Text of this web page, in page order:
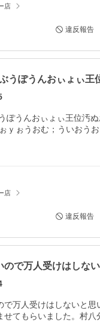
店
違反報告
うぽうんおぃょぃ王
ぽうんおぃょぃ王位汚
ｙぉうおむ；ういおう
店
違反報告
で万人受けはしないと思
せてもらいました。村八